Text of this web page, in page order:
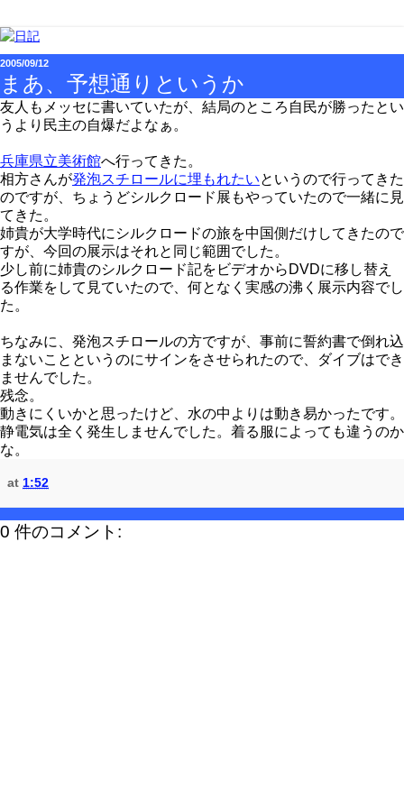
2005/09/12
まあ、予想通りというか
友人もメッセに書いていたが、結局のところ自民が勝ったとい
うより民主の自爆だよなぁ。
兵庫県立美術館へ行ってきた。
相方さんが発泡スチロールに埋もれたいというので行ってきた
のですが、ちょうどシルクロード展もやっていたので一緒に見
てきた。
姉貴が大学時代にシルクロードの旅を中国側だけしてきたので
すが、今回の展示はそれと同じ範囲でした。
少し前に姉貴のシルクロード記をビデオからDVDに移し替え
る作業をして見ていたので、何となく実感の沸く展示内容でし
た。
ちなみに、発泡スチロールの方ですが、事前に誓約書で倒れ込
まないことというのにサインをさせられたので、ダイブはでき
ませんでした。
残念。
動きにくいかと思ったけど、水の中よりは動き易かったです。
静電気は全く発生しませんでした。着る服によっても違うのか
な。
at 1:52
0 件のコメント: